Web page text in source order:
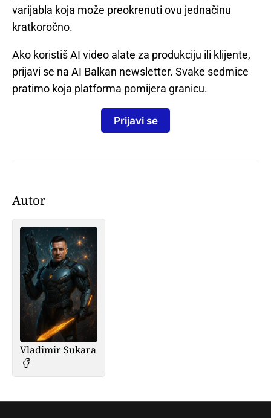
varijabla koja može preokrenuti ovu jednačinu
kratkoročno.
Ako koristiš AI video alate za produkciju ili klijente,
prijavi se na AI Balkan newsletter. Svake sedmice
pratimo koja platforma pomijera granicu.
Prijavi se
Autor
Vladimir Sukara